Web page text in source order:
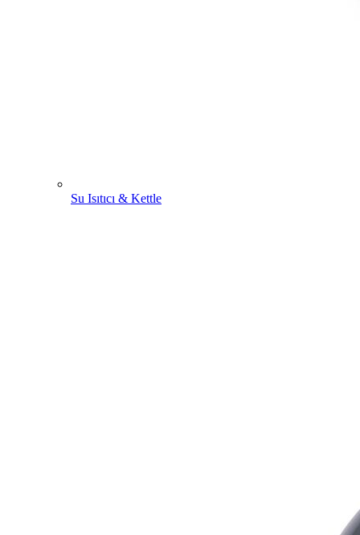
Su Isıtıcı & Kettle